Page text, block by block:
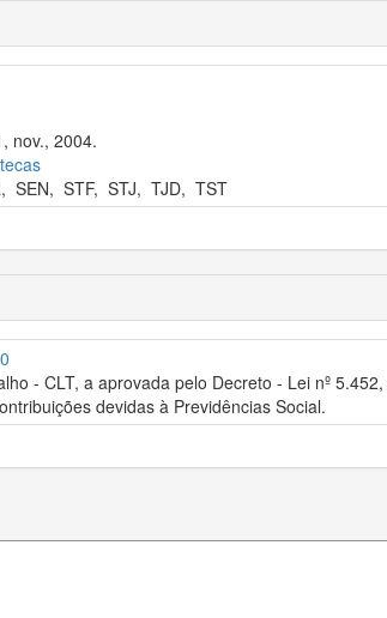
nov., 2004.
, SEN, STF, STJ, TJD, TST
- CLT, a aprovada pelo Decreto - Lei nº
devidas à Previdências Social.